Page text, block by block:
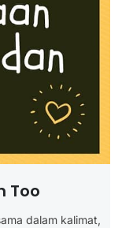
Too
dalam kalimat,